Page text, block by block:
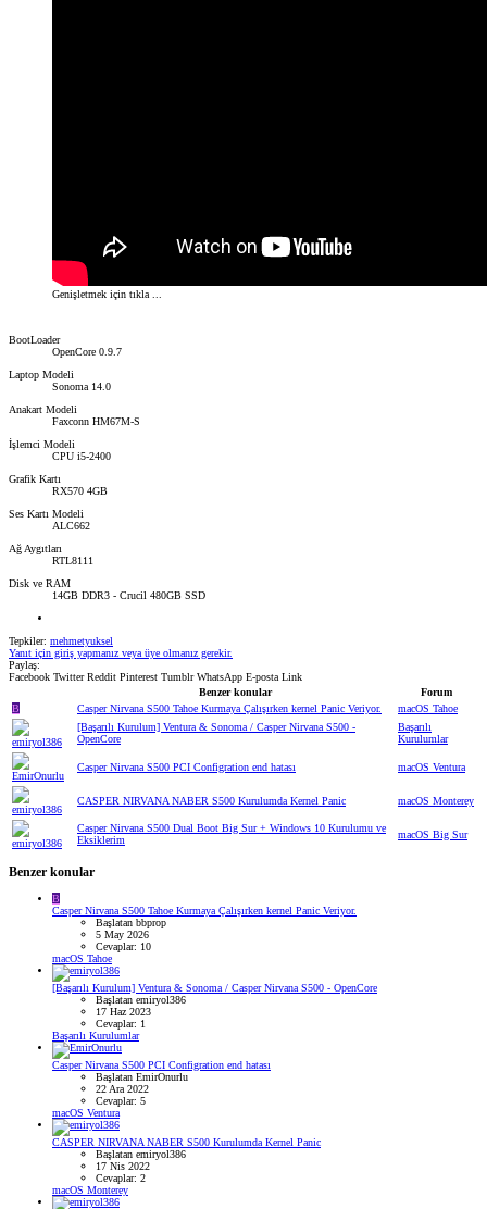
Genişletmek için tıkla ...
BootLoader
OpenCore 0.9.7
Laptop Modeli
Sonoma 14.0
Anakart Modeli
Faxconn HM67M-S
İşlemci Modeli
CPU i5-2400
Grafik Kartı
RX570 4GB
Ses Kartı Modeli
ALC662
Ağ Aygıtları
RTL8111
Disk ve RAM
14GB DDR3 - Crucil 480GB SSD
Tepkiler: mehmetyuksel
Yanıt için giriş yapmanız veya üye olmanız gerekir.
Paylaş:
Facebook Twitter Reddit Pinterest Tumblr WhatsApp E-posta Link
Benzer konular
Forum
B
Casper Nirvana S500 Tahoe Kurmaya Çalışırken kernel Panic Veriyor.
macOS Tahoe
[Başarılı Kurulum] Ventura & Sonoma / Casper Nirvana S500 -
OpenCore
Başarılı
Kurulumlar
Casper Nirvana S500 PCI Configration end hatası macOS Ventura
CASPER NIRVANA NABER S500 Kurulumda Kernel Panic macOS Monterey
Casper Nirvana S500 Dual Boot Big Sur + Windows 10 Kurulumu ve
Eksiklerim
macOS Big Sur
Benzer konular
B
Casper Nirvana S500 Tahoe Kurmaya Çalışırken kernel Panic Veriyor.
Başlatan bbprop
5 May 2026
Cevaplar: 10
macOS Tahoe
[Başarılı Kurulum] Ventura & Sonoma / Casper Nirvana S500 - OpenCore
Başlatan emiryol386
17 Haz 2023
Cevaplar: 1
Başarılı Kurulumlar
Casper Nirvana S500 PCI Configration end hatası
Başlatan EmirOnurlu
22 Ara 2022
Cevaplar: 5
macOS Ventura
CASPER NIRVANA NABER S500 Kurulumda Kernel Panic
Başlatan emiryol386
17 Nis 2022
Cevaplar: 2
macOS Monterey